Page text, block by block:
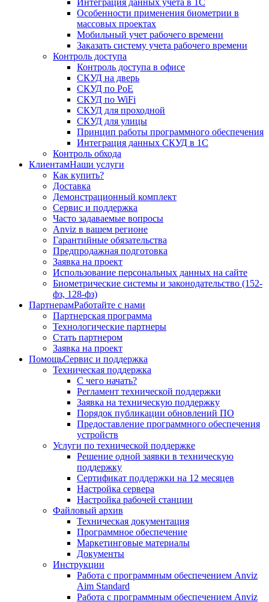
Интеграция данных учета в 1С
Особенности применения биометрии в
массовых проектах
Мобильный учет рабочего времени
Заказать систему учета рабочего времени
Контроль доступа
Контроль доступа в офисе
СКУД на дверь
СКУД по PoE
СКУД по WiFi
СКУД для проходной
СКУД для улицы
Принцип работы программного обеспечения
Интеграция данных СКУД в 1С
Контроль обхода
КлиентамНаши услуги
Как купить?
Доставка
Демонстрационный комплект
Сервис и поддержка
Часто задаваемые вопросы
Anviz в вашем регионе
Гарантийные обязательства
Предпродажная подготовка
Заявка на проект
Использование персональных данных на сайте
Биометрические системы и законодательство (152-
фз, 128-фз)
ПартнерамРаботайте с нами
Партнерская программа
Технологические партнеры
Стать партнером
Заявка на проект
ПомощьСервис и поддержка
Техническая поддержка
С чего начать?
Регламент технической поддержки
Заявка на техническую поддержку
Порядок публикации обновлений ПО
Предоставление программного обеспечения
устройств
Услуги по технической поддержке
Решение одной заявки в техническую
поддержку
Сертификат поддержки на 12 месяцев
Настройка сервера
Настройка рабочей станции
Файловый архив
Техническая документация
Программное обеспечение
Маркетинговые материалы
Документы
Инструкции
Работа с программным обеспечением Anviz
Aim Standard
Работа с программным обеспечением Anviz